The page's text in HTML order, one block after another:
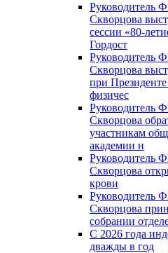
Руководитель
Скворцова
сессии «80-
Гордост
Руководитель
Скворцова
при
физичес
Руководитель
Скворцова
участникам
академии н
Руководитель
Скворцова
крови
Руководитель
Скворцова
собрании
С 2026 года
дважды в год